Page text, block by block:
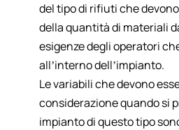
del tipo di rifiuti che
della quantità di materiali
esigenze degli operatori
all’interno dell’impianto.
Le variabili che devono
considerazione quando si
impianto di questo tipo